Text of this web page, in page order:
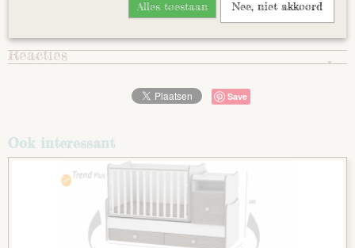
Reacties
Save
Ook interessant
Alles toestaan Nee, niet akkoord